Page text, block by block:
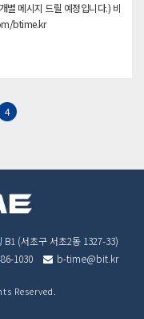
별 메시지 드릴 예정입니다.) 비
btime.kr
4
B1 (서초구 서초2동 1327-33)
1030 b-time@bit.kr
Reserved.